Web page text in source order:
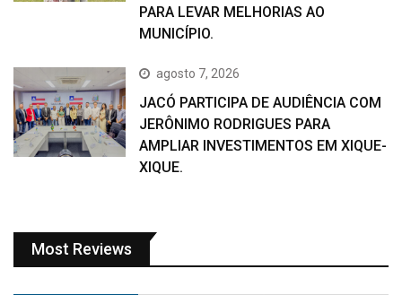
PARA LEVAR MELHORIAS AO
MUNICÍPIO.
agosto 7, 2026
JACÓ PARTICIPA DE AUDIÊNCIA COM
JERÔNIMO RODRIGUES PARA
AMPLIAR INVESTIMENTOS EM XIQUE-
XIQUE.
Most Reviews